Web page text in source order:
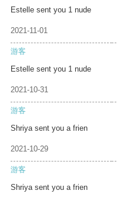
Estelle sent you 1 nude
2021-11-01
游客
Estelle sent you 1 nude
2021-10-31
游客
Shriya sent you a frien
2021-10-29
游客
Shriya sent you a frien